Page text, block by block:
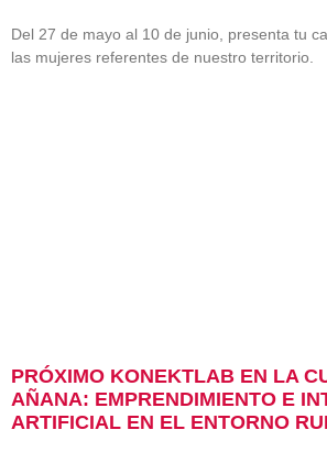
Del 27 de mayo al 10 de junio, presenta tu
las mujeres referentes de nuestro territorio.
PRÓXIMO KONEKTLAB EN LA
AÑANA: EMPRENDIMIENTO E
ARTIFICIAL EN EL ENTORNO